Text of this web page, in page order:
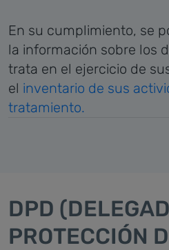
En su cumplimiento, se
la información sobre los
trata en el ejercicio de
el inventario de sus
tratamiento.
DPD
PROTECCIÓN